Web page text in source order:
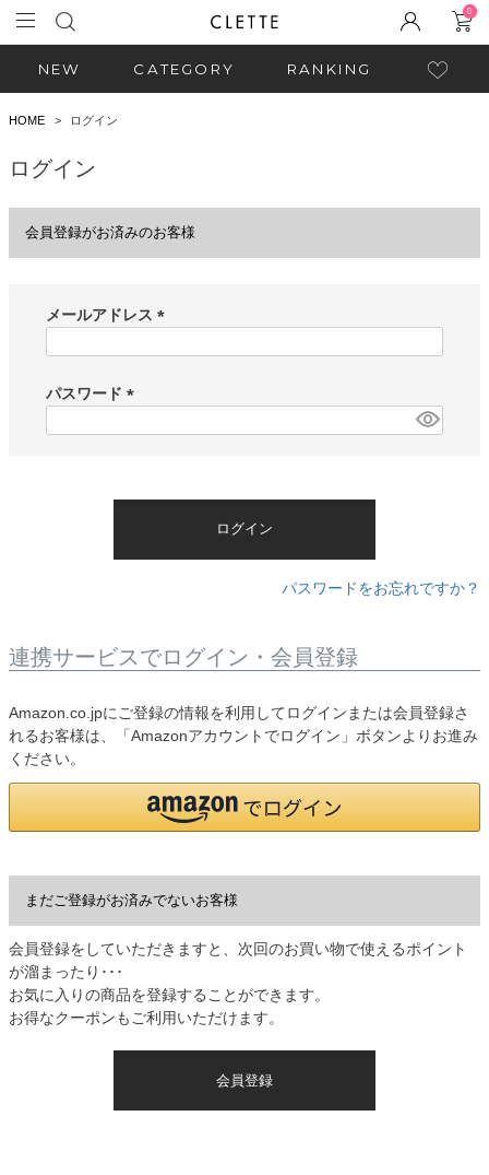
0
NEW CATEGORY RANKING
HOME ログイン
ログイン
会員登録がお済みのお客様
メールアドレス
)
パスワード
ログイン
パスワードをお忘れですか？
連携サービスでログイン・会員登録
Amazon.co.jpにご登録の情報を利用してログインまたは会員登録さ
れるお客様は、「Amazonアカウントでログイン」ボタンよりお進み
ください。
まだご登録がお済みでないお客様
会員登録をしていただきますと、次回のお買い物で使えるポイント
が溜まったり･･･
お気に入りの商品を登録することができます。
お得なクーポンもご利用いただけます。
会員登録